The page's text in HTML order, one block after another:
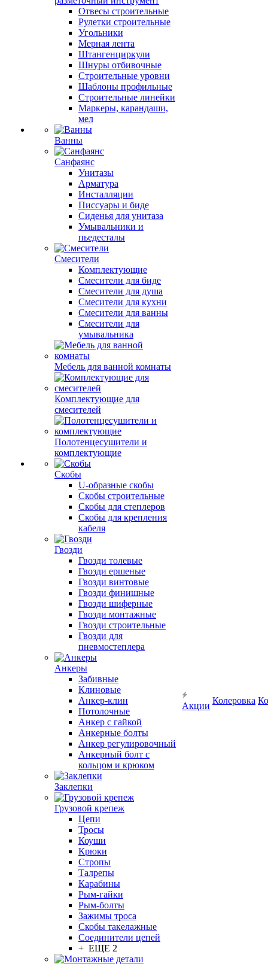
Отвесы строительные
Рулетки строительные
Угольники
Мерная лента
Штангенциркули
Шнуры отбивочные
Строительные уровни
Шаблоны профильные
Строительные линейки
Маркеры, карандаши,
мел
Ванны
Санфаянс
Унитазы
Арматура
Инсталляции
Писсуары и биде
Сиденья для унитаза
Умывальники и
пьедесталы
Смесители
Комплектующие
Смесители для биде
Смесители для душа
Смесители для кухни
Смесители для ванны
Смесители для
умывальника
Мебель для ванной комнаты
Комплектующие для
смесителей
Полотенцесушители и
комплектующие
Скобы
U-образные скобы
Скобы строительные
Скобы для степлеров
Скобы для крепления
кабеля
Гвозди
Гвозди толевые
Гвозди ершеные
Гвозди винтовые
Гвозди финишные
Гвозди шиферные
Гвозди монтажные
Гвозди строительные
Гвозди для
пневмостеплера
Анкеры
Забивные
Клиновые
Анкер-клин
Потолочные
Анкер с гайкой
Анкерные болты
Анкер регулировочный
Анкерный болт с
кольцом и крюком
Заклепки
Грузовой крепеж
Цепи
Тросы
Коуши
Крюки
Стропы
Талрепы
Карабины
Рым-гайки
Рым-болты
Зажимы троса
Скобы такелажные
Соединители цепей
+ ЕЩЕ 2
Акции
Колеровка